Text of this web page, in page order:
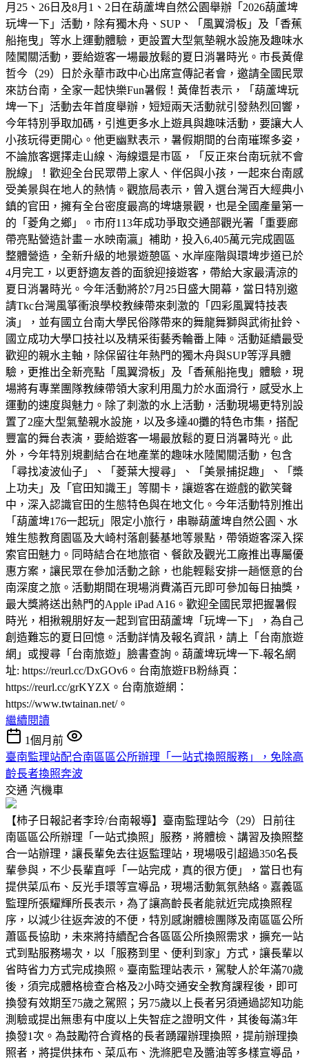
月25、26日及8月1、2日在葫蘆埤自然公園舉辦「2026葫蘆埤
玩埤一下」活動，除有獨木舟、SUP、「風翼滑板」及「香蕉
船拖曳」等水上運動體驗，更設置大型氣墊親水設施及趣味水
陸闖關活動，要給遊客一場最放鬆的夏日消暑時光。市長黃偉
哲今（29）日於永華市政中心出席宣傳記者會，邀請全國民眾
來訪台南，全家一起快樂Fun暑假！黃偉哲表示，「葫蘆埤玩
埤一下」活動去年首度舉辦，短短兩天活動就引發熱烈回響，
今年特別爭取加碼，引進更多水上遊具與趣味活動，要讓大人
小孩玩得更開心。他更幽默表示，暑假期間的台南璀璨多姿，
不論旅客選擇走山線、海線還是市區，「反正來台南玩就不會
脫線」！歡迎全台民眾帶上家人、伴侶與小孩，一起來台南感
受美景與在地人的熱情。觀旅局表示，曾入選台灣百大經典小
鎮的官田，擁有全台密度最高的埤塘景觀，也是全國產量第一
的「菱角之鄉」。市府113年成功爭取交通部觀光署「重要廊
帶亮點營造計畫－水映南瀛」補助，投入6,405萬元完成園區
整體營造，全新升級的地景遊憩區、水岸座階與環埤步道已於
4月完工，以更舒適友善的面貌迎接遊客，帶給大家最清涼的
夏日消暑時光。今年活動將於7月25日盛大開幕，當日特別邀
請Tkc台灣風箏衝浪學校教練帶來刺激的「四彩風翼特技表
演」，並有國立台南大學民俗隊帶來的舞龍舞獅與武術扯鈴、
國立成功大學口技社以及精采街藝秀輪番上陣。活動延續最受
歡迎的親水主軸，除保留往年熱門的獨木舟與SUP等浮具體
驗，更推出全新亮點「風翼滑板」及「香蕉船拖曳」體驗，現
場將有專業團隊教練帶領大家利用風力於水面滑行，感受水上
運動的速度與魅力。除了刺激的水上活動，活動現場更特別設
置了2座大型氣墊親水設施，以及多達40攤的特色市集，搭配
豐富的舞台表演，要給遊客一場最放鬆的夏日消暑時光。此
外，今年特別規劃結合在地產業的趣味水陸闖關活動，包含
「尋找凌波仙子」、「菱葉大搜尋」、「美景捕捉趣」、「槳
上功夫」及「官田知識王」等關卡，讓遊客在遊戲的歡笑聲
中，深入認識官田的生態特色與在地文化。今年活動特別推出
「葫蘆埤176一起玩」限定小旅行，串聯葫蘆埤自然公園、水
雉生態教育園區及大崎村落創藝基地等景點，帶領遊客深入探
索官田魅力。同時結合在地旅宿、餐飲及觀光工廠推出專屬優
惠方案，讓民眾在參加活動之餘，也能輕鬆安排一趟愜意的台
南深度之旅。活動期間在現場消費滿百元即可參加每日抽獎，
最大獎將送出熱門的Apple iPad A16。歡迎全國民眾把握暑假
時光，相揪親朋好友一起到官田葫蘆埤「玩埤一下」，為自己
創造難忘的夏日回憶。活動詳情及報名資訊，請上「台南旅遊
網」或搜尋「台南旅遊」臉書查詢。葫蘆埤玩埤一下-報名網
址: https://reurl.cc/DxGOv6。台南旅遊FB粉絲頁：
https://reurl.cc/grKYZX。台南旅遊網：
https://www.twtainan.net/。
繼續閱讀
1個月前
臺南監理站配合南區區公所辦理「一站式換照服務」，免除高
齡長者換照奔波
交通 汽機車
【柿子日報記者李玲/台南報導】臺南監理站今（29）日前往
南區區公所辦理「一站式換照」服務，將體檢、講習及換照整
合一站辦理，讓長輩免去往返監理站，現場吸引超過350名長
輩參與，不少長輩直呼「一站完成，真的很方便」，當日也有
提供菜瓜布、反光手環等宣導品，現場活動氣氛熱絡。嘉義區
監理所張耀輝所長表示，為了讓高齡長者能就近完成換照程
序，以減少往返奔波的不便，特別感謝體檢團隊及南區區公所
蕭區長協助，未來將持續配合各區區公所換照需求，擴充一站
式到點服務場次，以「服務到里、便利到家」方式，讓長輩以
省時省力方式完成換照。臺南監理站表示，駕駛人於年滿70歲
後，須完成體格檢查合格及2小時交通安全教育課程後，即可
換發有效期至75歲之駕照；另75歲以上長者另須通過認知功能
測驗或提出無患有中度以上失智症之證明文件，其後每滿3年
換發1次。為鼓勵符合資格的長者踴躍辦理換照，提前辦理換
照者，將提供抹布、菜瓜布、洗滌肥皂及醬油等多樣宣導品，